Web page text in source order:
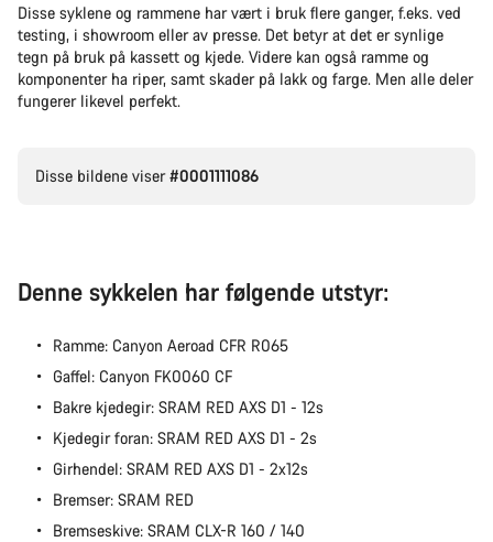
Disse syklene og rammene har vært i bruk flere ganger, f.eks. ved
testing, i showroom eller av presse. Det betyr at det er synlige
tegn på bruk på kassett og kjede. Videre kan også ramme og
komponenter ha riper, samt skader på lakk og farge. Men alle deler
fungerer likevel perfekt.
Disse bildene viser#0001111086
Denne sykkelen har følgende utstyr:
Ramme: Canyon Aeroad CFR R065
Gaffel: Canyon FK0060 CF
Bakre kjedegir: SRAM RED AXS D1 - 12s
Kjedegir foran: SRAM RED AXS D1 - 2s
Girhendel: SRAM RED AXS D1 - 2x12s
Bremser: SRAM RED
Bremseskive: SRAM CLX-R 160 / 140